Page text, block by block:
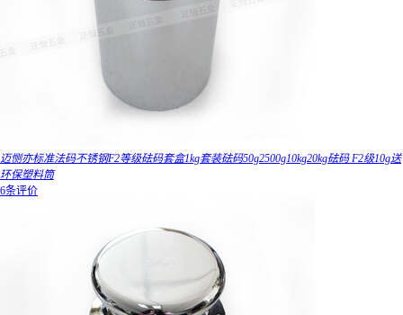
迈恻亦标准法码不锈钢F2等级砝码套盒1kg套装砝码50g2500g10kg20kg砝码 F2级10g送
环保塑料筒
6条评价